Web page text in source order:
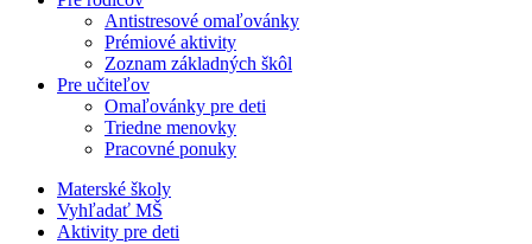
Antistresové omaľovánky
Prémiové aktivity
Zoznam základných škôl
Pre učiteľov
Omaľovánky pre deti
Triedne menovky
Pracovné ponuky
Materské školy
Vyhľadať MŠ
Aktivity pre deti